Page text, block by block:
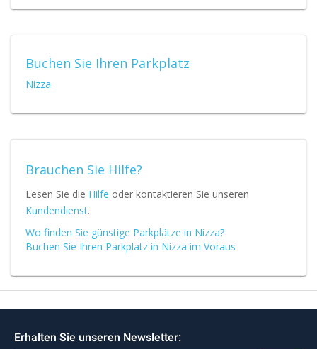
Buchen Sie Ihren Parkplatz
Nizza
Brauchen Sie Hilfe?
Lesen Sie die Hilfe oder kontaktieren Sie unseren
Kundendienst.
Wo finden Sie günstige Parkplätze in Nizza?
Buchen Sie Ihren Parkplatz in Nizza im Voraus
Erhalten Sie unseren Newsletter: